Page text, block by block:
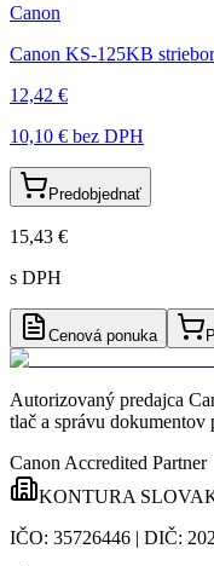
Canon
Canon KS-125KB
12,42 €
10,10 € bez DPH
Predobjednať
15,43 €
s DPH
Cenová ponuka
Autorizovaný predajca
tlač a správu
Canon Accredited Partner
KONTURA
IČO: 35726446 | DIČ: